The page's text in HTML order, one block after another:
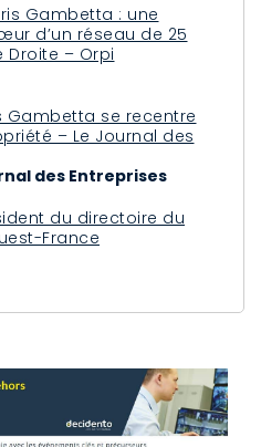
Gambetta : une
d’un réseau de 25
Droite – Orpi
Gambetta se recentre
– Le Journal des
des Entreprises
du directoire du
France